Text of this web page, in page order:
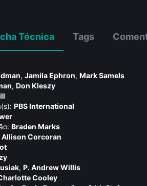
Técnica Tags
, Jamila Ephron, Mark Samels
, Don Kleszy
PBS International
Braden Marks
Allison Corcoran
, P. Andrew Willis
Cooley